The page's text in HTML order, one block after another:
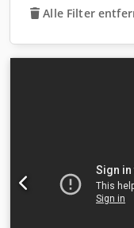
Alle Filter